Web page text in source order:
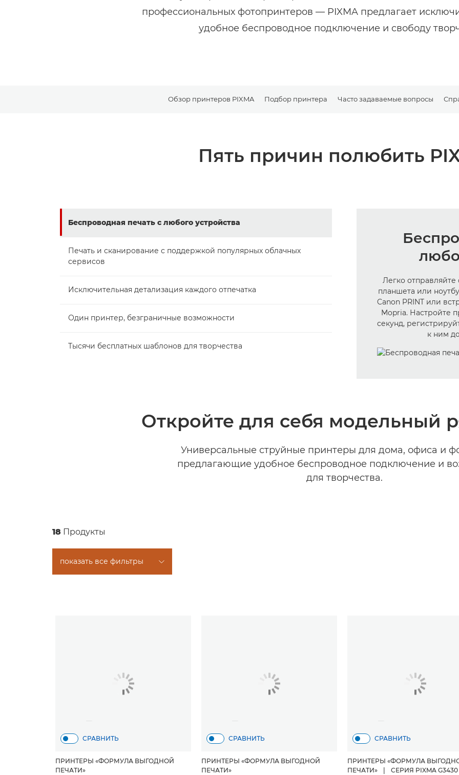
профессиональных фотопринтеров — PIXMA предлагает
удобное беспроводное подключение и свободу
Обзор принтеров PIXMA Подбор принтера Часто задаваемые вопросы
Пять причин полюбить
Беспроводная печать с любого устройства
Печать и сканирование с поддержкой популярных облачных
сервисов
Исключительная детализация каждого отпечатка
Один принтер, безграничные возможности
Тысячи бесплатных шаблонов для творчества
Легко
планшета или
Canon PRINT или
Mopria. Настройте
секунд,
к ним
Откройте для себя модельный
Универсальные струйные принтеры для дома, офиса и
предлагающие удобное беспроводное подключение и
для творчества.
18 Продукты
показать все фильтры
СРАВНИТЬ
ПРИНТЕРЫ «ФОРМУЛА ВЫГОДНОЙ
ПЕЧАТИ»
СРАВНИТЬ
ПРИНТЕРЫ «ФОРМУЛА ВЫГОДНОЙ
ПЕЧАТИ»
СРАВНИТЬ
ПРИНТЕРЫ «ФОРМУЛА
ПЕЧАТИ»
СЕРИЯ PIXMA G3430